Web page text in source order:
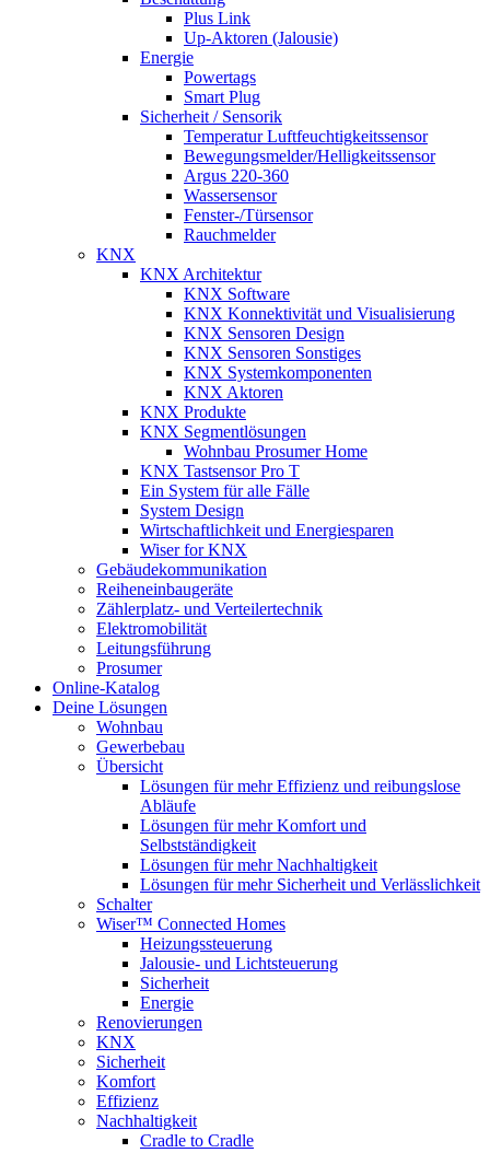
Plus Link
Up-Aktoren (Jalousie)
Energie
Powertags
Smart Plug
Sicherheit / Sensorik
Temperatur Luftfeuchtigkeitssensor
Bewegungsmelder/Helligkeitssensor
Argus 220-360
Wassersensor
Fenster-/Türsensor
Rauchmelder
KNX
KNX Architektur
KNX Software
KNX Konnektivität und Visualisierung
KNX Sensoren Design
KNX Sensoren Sonstiges
KNX Systemkomponenten
KNX Aktoren
KNX Produkte
KNX Segmentlösungen
Wohnbau Prosumer Home
KNX Tastsensor Pro T
Ein System für alle Fälle
System Design
Wirtschaftlichkeit und Energiesparen
Wiser for KNX
Gebäudekommunikation
Reiheneinbaugeräte
Zählerplatz- und Verteilertechnik
Elektromobilität
Leitungsführung
Prosumer
Online-Katalog
Deine Lösungen
Wohnbau
Gewerbebau
Übersicht
Lösungen für mehr Effizienz und reibungslose
Abläufe
Lösungen für mehr Komfort und
Selbstständigkeit
Lösungen für mehr Nachhaltigkeit
Lösungen für mehr Sicherheit und Verlässlichkeit
Schalter
Wiser™ Connected Homes
Heizungssteuerung
Jalousie- und Lichtsteuerung
Sicherheit
Energie
Renovierungen
KNX
Sicherheit
Komfort
Effizienz
Nachhaltigkeit
Cradle to Cradle